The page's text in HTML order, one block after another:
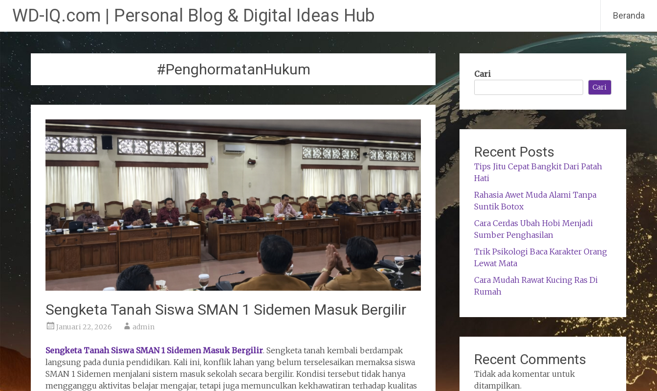
Lompat
konten
WD-IQ.com | Personal Blog & Digital Ideas Hub Beranda
#PenghormatanHukum
Sengketa Tanah Siswa SMAN 1 Sidemen Masuk Bergilir
Januari 22, 2026 admin
Sengketa Tanah Siswa SMAN 1 Sidemen Masuk Bergilir. Sengketa tanah kembali berdampak
langsung pada dunia pendidikan. Kali ini, konflik lahan yang belum terselesaikan memaksa siswa
SMAN 1 Sidemen menjalani sistem masuk sekolah secara bergilir. Kondisi tersebut tidak hanya
mengganggu aktivitas belajar mengajar, tetapi juga memunculkan kekhawatiran terhadap kualitas
Cari
Cari
Recent Posts
Tips Jitu Cepat Bangkit Dari Patah
Hati
Rahasia Awet Muda Alami Tanpa
Suntik Botox
Cara Cerdas Ubah Hobi Menjadi
Sumber Penghasilan
Trik Psikologi Baca Karakter Orang
Lewat Mata
Cara Mudah Rawat Kucing Ras Di
Rumah
Recent Comments
Tidak ada komentar untuk
ditampilkan.